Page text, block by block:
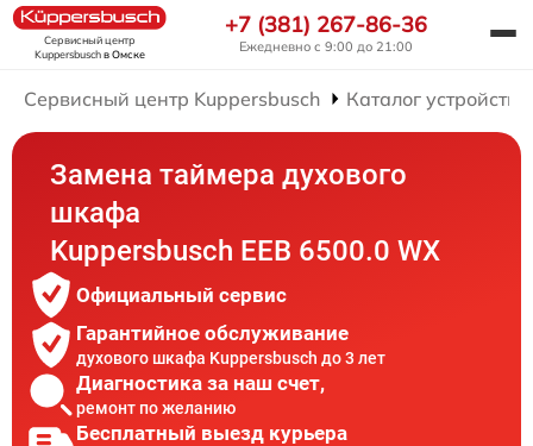
Сервисный центр
Kuppersbuschв Омске
+7 (381) 267-86-36
Ежедневно с 9:00 до 21:00
Сервисный центр Kuppersbusch Каталог устройств
Замена таймера духового
шкафа
Kuppersbusch EEB 6500.0 WX
Официальный сервис
Гарантийное обслуживание
духового шкафа Kuppersbusch до 3 лет
Диагностика за наш счет,
ремонт по желанию
Бесплатный выезд курьера